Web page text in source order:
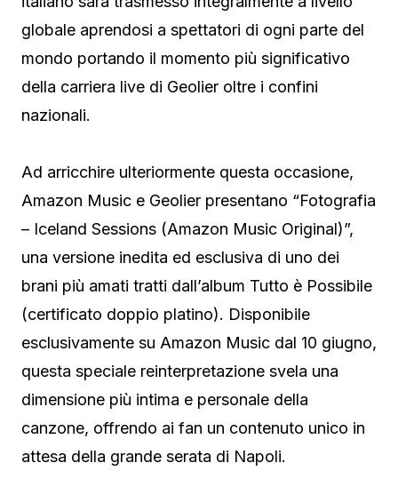
globale aprendosi a spettatori di ogni parte del
mondo portando il momento più significativo
della carriera live di Geolier oltre i confini
nazionali.
Ad arricchire ulteriormente questa occasione,
Amazon Music e Geolier presentano “Fotografia
– Iceland Sessions (Amazon Music Original)”,
una versione inedita ed esclusiva di uno dei
brani più amati tratti dall’album Tutto è Possibile
(certificato doppio platino). Disponibile
esclusivamente su Amazon Music dal 10 giugno,
questa speciale reinterpretazione svela una
dimensione più intima e personale della
canzone, offrendo ai fan un contenuto unico in
attesa della grande serata di Napoli.